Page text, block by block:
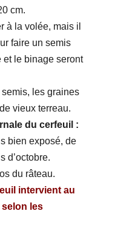
cm.
à la volée, mais il
faire un semis
et le binage seront
les graines
vieux terreau.
du cerfeuil :
bien exposé, de
d’octobre.
du râteau.
intervient au
selon les